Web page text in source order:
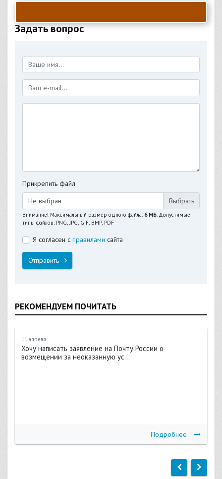
Задать вопрос
Прикрепить файл
Не выбран
Внимание! Максимальный размер одного файла: 6 МБ. Допустимые
типы файлов: PNG, JPG, GIF, BMP, PDF
Я согласен с правилами сайта
Отправить
РЕКОМЕНДУЕМ ПОЧИТАТЬ
11 апреля
Хочу написать заявление на Почту России о
возмещении за неоказанную ус...
Подробнее